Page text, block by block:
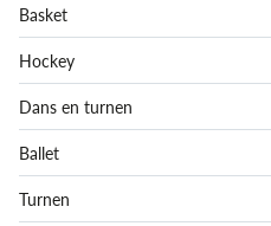
Basket
Hockey
Dans en turnen
Ballet
Turnen